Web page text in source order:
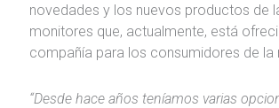
novedades y los nuevos productos de
monitores que, actualmente, está
compañía para los consumidores de la
“Desde hace años teníamos varias